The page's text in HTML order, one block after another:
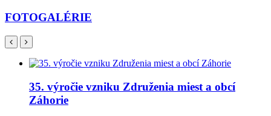
FOTOGALÉRIE
35. výročie vzniku Združenia miest a obcí
Záhorie